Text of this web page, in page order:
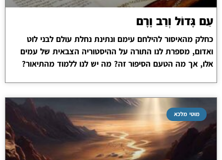
עַם גָּדוֹל וְרַב וָרָם
כחלק מהאיסור להילחם עימם ונתינת נחלת עולם לבני לוט
ואדום, מספרת לנו התורה על ההיסטוריה הצבאית של עמים
אלו, אך מה הטעם הסיפור זה? מה יש לנו ללמוד מהתיאור?
מוטי מלכא